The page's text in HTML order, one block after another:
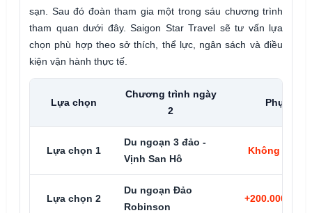
sạn. Sau đó đoàn tham gia một trong sáu chương trình
tham quan dưới đây. Saigon Star Travel sẽ tư vấn lựa
chọn phù hợp theo sở thích, thể lực, ngân sách và điều
kiện vận hành thực tế.
Lựa chọn
Chương trình ngày
2
Phụ thu
Lựa chọn 1
Du ngoạn 3 đảo -
Vịnh San Hô
Không phụ
Lựa chọn 2
Du ngoạn Đảo
Robinson
+200.000đ/